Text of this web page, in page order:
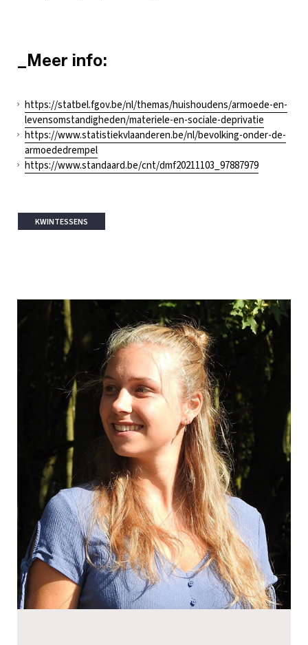
_Meer info:
https://statbel.fgov.be/nl/themas/huishoudens/armoede-en-
levensomstandigheden/materiele-en-sociale-deprivatie
https://www.statistiekvlaanderen.be/nl/bevolking-onder-de-
armoededrempel
https://www.standaard.be/cnt/dmf20211103_97887979
KWINTESSENS